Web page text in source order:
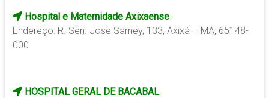
Hospital e Maternidade Axixaense
Endereço: R. Sen. Jose Sarney, 133, Axixá – MA, 65148-
000
HOSPITAL GERAL DE BACABAL